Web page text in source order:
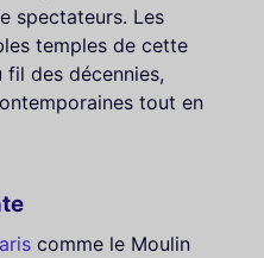
spectateurs. Les
temples de cette
des décennies,
tout en
comme le Moulin